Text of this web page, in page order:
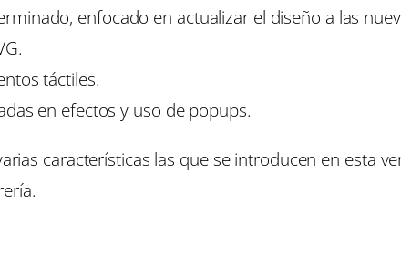
enfocado en actualizar el diseño a las
táctiles.
en efectos y uso de popups.
características las que se introducen en esta